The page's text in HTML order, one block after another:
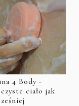
4 Body -
ciało jak